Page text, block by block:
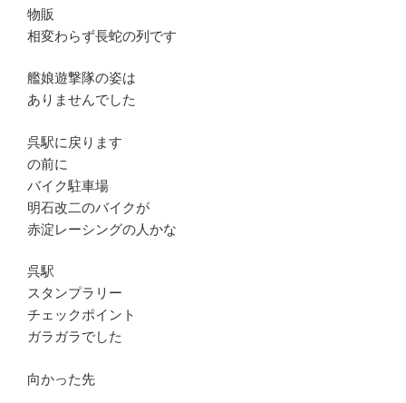
物販
相変わらず長蛇の列です
艦娘遊撃隊の姿は
ありませんでした
呉駅に戻ります
の前に
バイク駐車場
明石改二のバイクが
赤淀レーシングの人かな
呉駅
スタンプラリー
チェックポイント
ガラガラでした
向かった先